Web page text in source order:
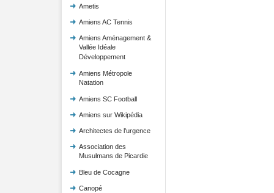
Ametis
Amiens AC Tennis
Amiens Aménagement &
Vallée Idéale
Développement
Amiens Métropole
Natation
Amiens SC Football
Amiens sur Wikipédia
Architectes de l'urgence
Association des
Musulmans de Picardie
Bleu de Cocagne
Canopé